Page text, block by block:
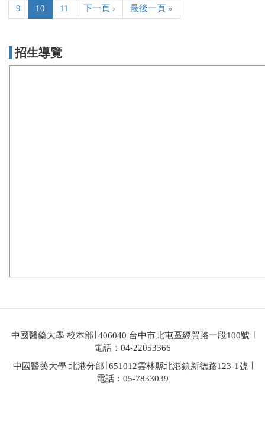
9 10 11 下一頁 › 最後一頁 »
招生導覽
中國醫藥大學 校本部∣ 406040 台中市北屯區經貿路一段100號 ∣
電話：04-22053366
中國醫藥大學 北港分部∣ 651012雲林縣北港鎮新德路123-1號 ∣
電話：05-7833039